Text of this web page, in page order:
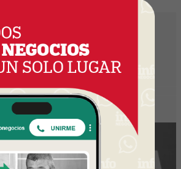
asume como Sr. Vice
para
en Equifax